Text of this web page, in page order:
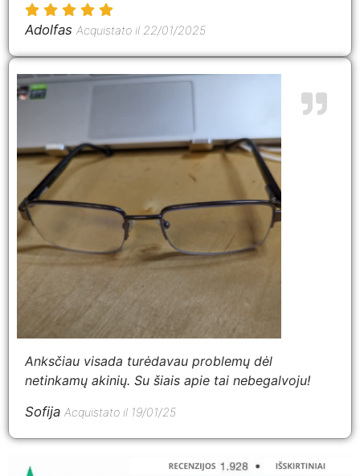
Adolfas Acquistato il 22/01/2025
Anksčiau visada turėdavau problemų dėl
netinkamų akinių. Su šiais apie tai nebegalvoju!
Sofija Acquistato il 19/01/25